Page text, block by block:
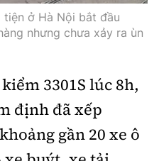
cấp ngày 1/4/2025.
Hoan, phường Giảng Võ,
tiện ở Hà Nội bắt đầu
nhưng chưa xảy ra ùn
3301S lúc 8h,
định đã xếp
gần 20 xe ô